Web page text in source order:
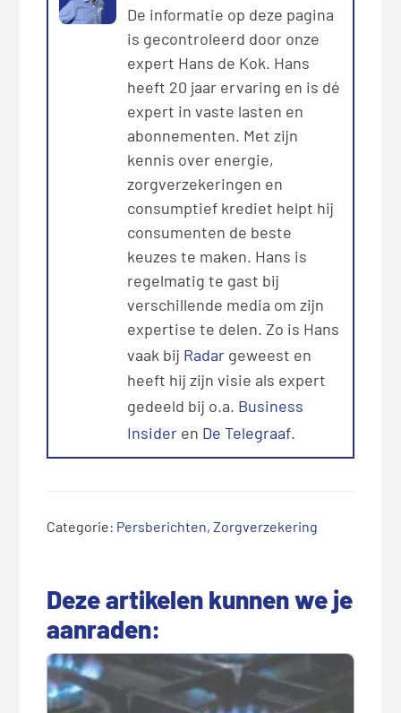
De informatie op deze pagina
is gecontroleerd door onze
expert Hans de Kok. Hans
heeft 20 jaar ervaring en is dé
expert in vaste lasten en
abonnementen. Met zijn
kennis over energie,
zorgverzekeringen en
consumptief krediet helpt hij
consumenten de beste
keuzes te maken. Hans is
regelmatig te gast bij
verschillende media om zijn
expertise te delen. Zo is Hans
vaak bij Radar geweest en
heeft hij zijn visie als expert
gedeeld bij o.a. Business
Insider en De Telegraaf.
Categorie: Persberichten,Zorgverzekering
Deze artikelen kunnen we je
aanraden: